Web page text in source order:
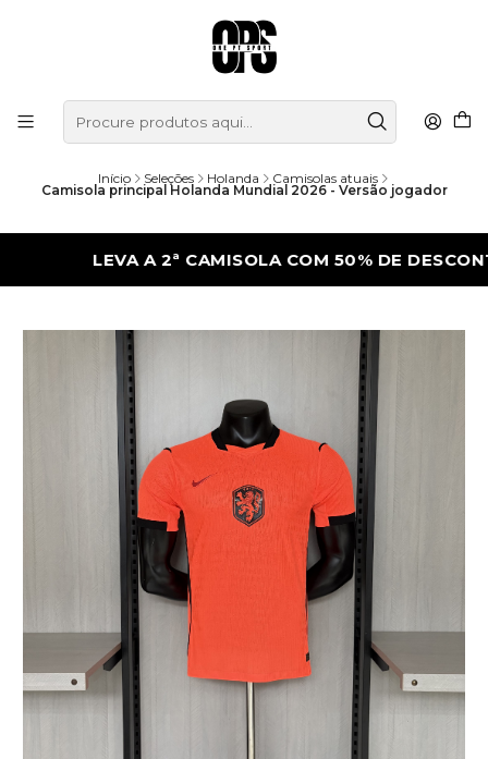
Início Seleções Holanda Camisolas atuais
Camisola principal Holanda Mundial 2026 - Versão jogador
LEVA A 2ª CAMISOLA COM 50% DE DESCONTO